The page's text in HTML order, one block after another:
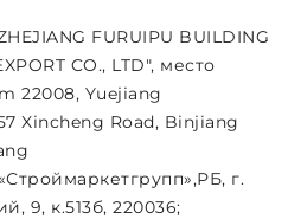
FURUIPU BUILDING
CO., LTD", место
22008, Yuejiang
Xincheng Road, Binjiang
г.
9, к.513б, 220036;